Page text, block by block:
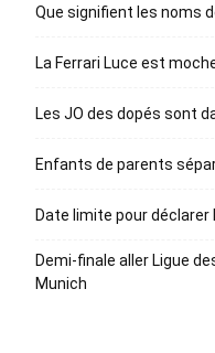
Que signifient les noms
La Ferrari Luce est
Les JO des dopés sont
Enfants de parents
Date limite pour déclarer
Demi-finale aller Ligue
Munich